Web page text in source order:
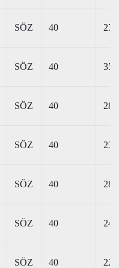
SÖZ 40
SÖZ 40
SÖZ 40
SÖZ 40
SÖZ 40
SÖZ 40
SÖZ 40